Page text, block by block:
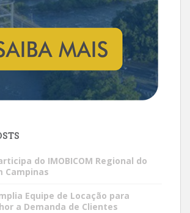
do IMOBICOM Regional do
Campinas
Equipe de Locação para
a Demanda de Clientes